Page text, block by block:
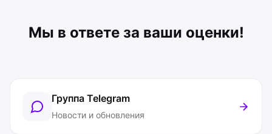
Мы в ответе за ваши оценки!
Группа Telegram
Новости и обновления